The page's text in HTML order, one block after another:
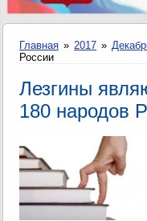
Главная »2017 »
России
Лезгины
180 народов